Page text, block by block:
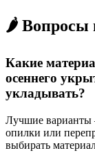
🌶️ Вопросы
Какие
осеннего
укладывать?
Лучшие варианты
опилки или
выбирать